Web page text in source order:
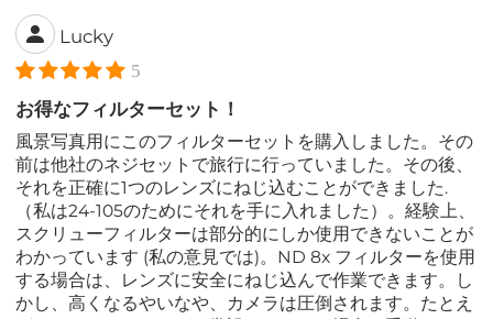
Lucky
5
お得なフィルターセット！
風景写真用にこのフィルターセットを購入しました。その
前は他社のネジセットで旅行に行っていました。その後、
それを正確に1つのレンズにねじ込むことができました.
（私は24-105のためにそれを手に入れました）。経験上、
スクリューフィルターは部分的にしか使用できないことが
わかっています (私の意見では)。ND 8x フィルターを使用
する場合は、レンズに安全にねじ込んで作業できます。し
かし、高くなるやいなや、カメラは圧倒されます。たとえ